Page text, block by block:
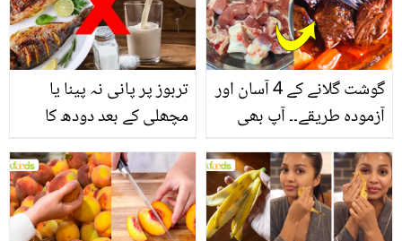
تربوز پر پانی نہ پینا یا
مچھلی کے بعد دودھ کا
استعمال۔۔ جانیں کھانوں
سے متعلق غلط فہمیوں کی
حقیقت کیا ہے اور افواہ
کیا؟
گوشت گلانے کے 4 آسان اور
آزمودہ طریقے۔۔ آپ بھی
جانیں انٹرنیشنل شیف کے
بتائے راز